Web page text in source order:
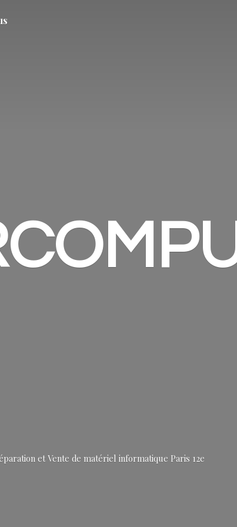
et Vente de matériel informatique Paris 12e